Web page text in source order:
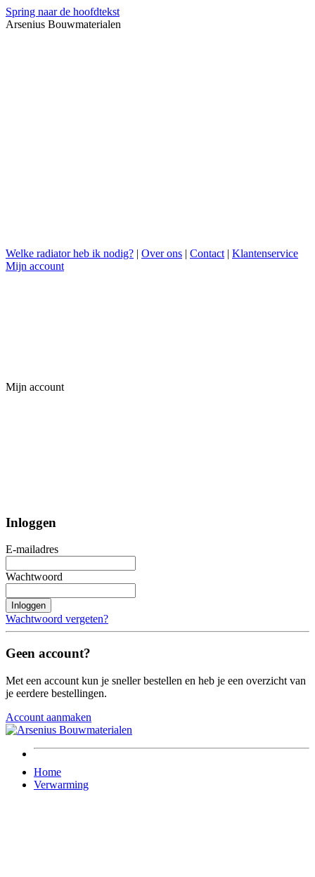
Spring naar de hoofdtekst
Arsenius Bouwmaterialen
Welke radiator heb ik nodig? | Over ons | Contact | Klantenservice
Mijn account
Mijn account
Inloggen
E-mailadres
Wachtwoord
Inloggen
Wachtwoord vergeten?
Geen account?
Met een account kun je sneller bestellen en heb je een overzicht van
je eerdere bestellingen.
Account aanmaken
Home
Verwarming